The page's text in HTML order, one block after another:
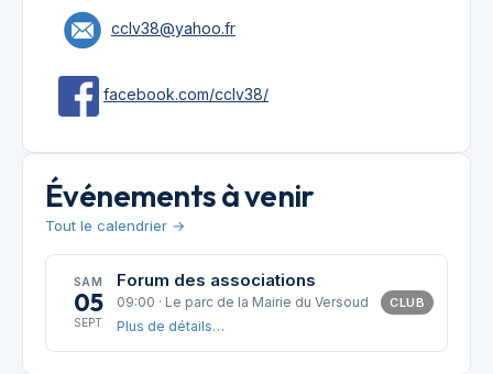
cclv38@yahoo.fr
facebook.com/cclv38/
Événements à venir
Tout le calendrier →
SAM
05
SEPT
Forum des associations
09:00 · Le parc de la Mairie du Versoud
Plus de détails…
CLUB